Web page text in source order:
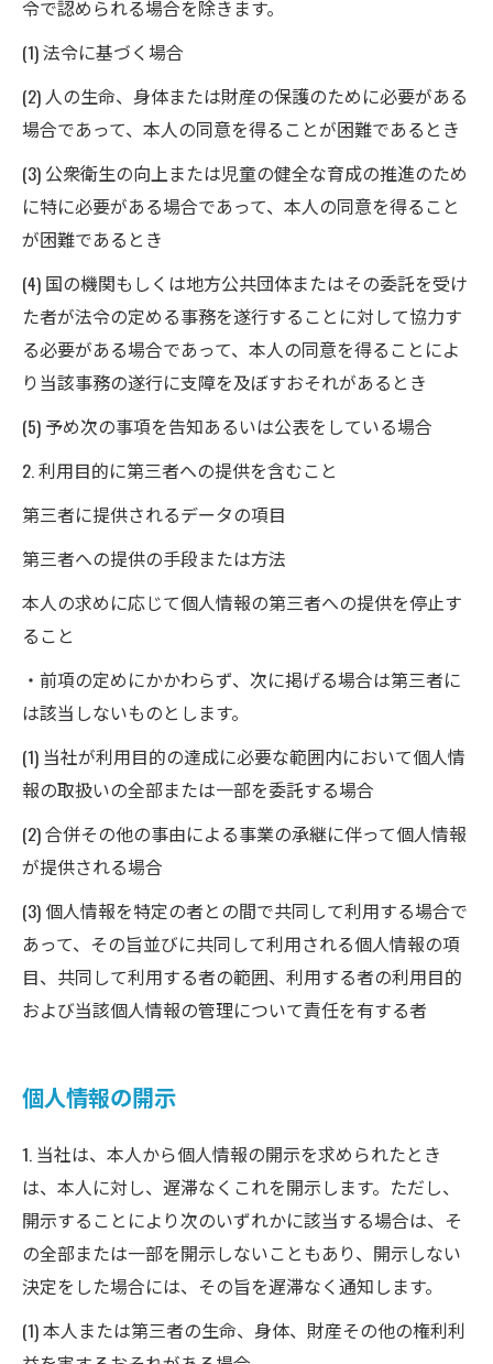
令で認められる場合を除きます。
(1) 法令に基づく場合
(2) 人の生命、身体または財産の保護のために必要がある
場合であって、本人の同意を得ることが困難であるとき
(3) 公衆衛生の向上または児童の健全な育成の推進のため
に特に必要がある場合であって、本人の同意を得ること
が困難であるとき
(4) 国の機関もしくは地方公共団体またはその委託を受け
た者が法令の定める事務を遂行することに対して協力す
る必要がある場合であって、本人の同意を得ることによ
り当該事務の遂行に支障を及ぼすおそれがあるとき
(5) 予め次の事項を告知あるいは公表をしている場合
2. 利用目的に第三者への提供を含むこと
第三者に提供されるデータの項目
第三者への提供の手段または方法
本人の求めに応じて個人情報の第三者への提供を停止す
ること
・前項の定めにかかわらず、次に掲げる場合は第三者に
は該当しないものとします。
(1) 当社が利用目的の達成に必要な範囲内において個人情
報の取扱いの全部または一部を委託する場合
(2) 合併その他の事由による事業の承継に伴って個人情報
が提供される場合
(3) 個人情報を特定の者との間で共同して利用する場合で
あって、その旨並びに共同して利用される個人情報の項
目、共同して利用する者の範囲、利用する者の利用目的
および当該個人情報の管理について責任を有する者
個人情報の開示
1. 当社は、本人から個人情報の開示を求められたとき
は、本人に対し、遅滞なくこれを開示します。ただし、
開示することにより次のいずれかに該当する場合は、そ
の全部または一部を開示しないこともあり、開示しない
決定をした場合には、その旨を遅滞なく通知します。
(1) 本人または第三者の生命、身体、財産その他の権利利